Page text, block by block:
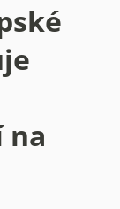
na